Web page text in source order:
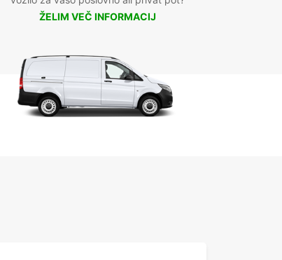
ŽELIM VEČ INFORMACIJ